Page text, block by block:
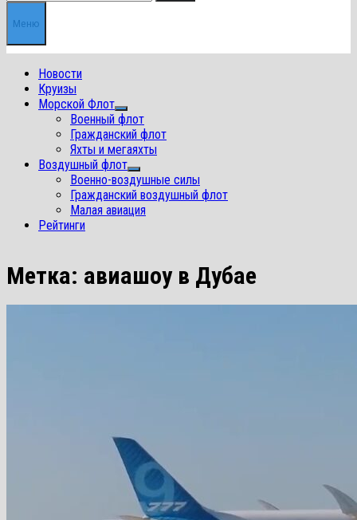
Меню
Новости
Круизы
Морской Флот
Показать
подменю
Военный флот
Гражданский флот
Яхты и мегаяхты
Воздушный флот
Показать
подменю
Военно-воздушные силы
Гражданский воздушный флот
Малая авиация
Рейтинги
Метка: авиашоу в Дубае